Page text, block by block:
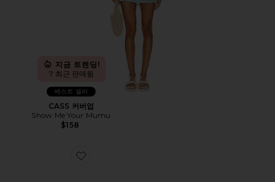
지금 트렌딩!
7 최근 판매됨
베스트 셀러
CASS 커버업
Show Me Your Mumu
$158
Favorite ALBA 핸드백